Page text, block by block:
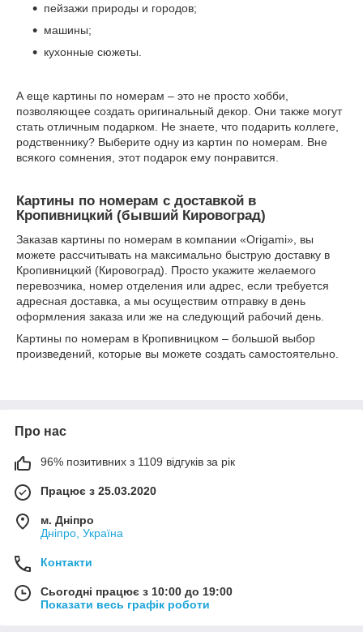
пейзажи природы и городов;
машины;
кухонные сюжеты.
А еще картины по номерам – это не просто хобби,
позволяющее создать оригинальный декор. Они также могут
стать отличным подарком. Не знаете, что подарить коллеге,
родственнику? Выберите одну из картин по номерам. Вне
всякого сомнения, этот подарок ему понравится.
Картины по номерам с доставкой в
Кропивницкий (бывший Кировоград)
Заказав картины по номерам в компании «Origami», вы
можете рассчитывать на максимально быструю доставку в
Кропивницкий (Кировоград). Просто укажите желаемого
перевозчика, номер отделения или адрес, если требуется
адресная доставка, а мы осуществим отправку в день
оформления заказа или же на следующий рабочий день.
Картины по номерам в Кропивницком – большой выбор
произведений, которые вы можете создать самостоятельно.
Про нас
96% позитивних з 1109 відгуків за рік
Працює з 25.03.2020
м. Дніпро
Дніпро, Україна
Контакти
Сьогодні працює з 10:00 до 19:00
Показати весь графік роботи